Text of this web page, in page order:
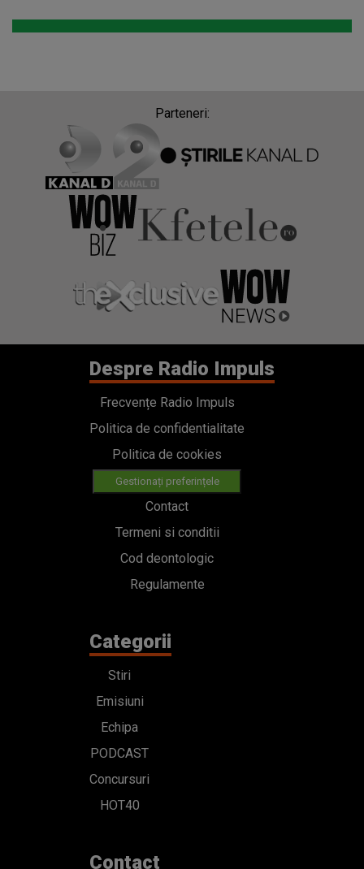
Parteneri:
Despre Radio Impuls
Frecvențe Radio Impuls
Politica de confidentialitate
Politica de cookies
Gestionați preferințele
Contact
Termeni si conditii
Cod deontologic
Regulamente
Categorii
Stiri
Emisiuni
Echipa
PODCAST
Concursuri
HOT40
Contact